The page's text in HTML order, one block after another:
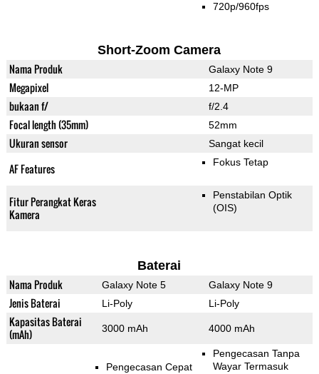
720p/960fps
Short-Zoom Camera
Nama Produk Galaxy Note 9
Megapixel 12-MP
bukaan f/ f/2.4
Focal length (35mm) 52mm
Ukuran sensor Sangat kecil
AF Features Fokus Tetap
Fitur Perangkat Keras
Kamera
Penstabilan Optik
(OIS)
Baterai
Nama Produk Galaxy Note 5 Galaxy Note 9
Jenis Baterai Li-Poly Li-Poly
Kapasitas Baterai
(mAh)
3000 mAh 4000 mAh
Pengecasan Cepat
Pengecasan Tanpa
Wayar Termasuk